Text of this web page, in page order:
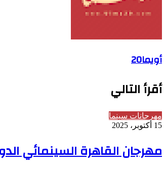
أويما20
أقرأ التالي
مهرجانات سينما
15 أكتوبر، 2025
مهرجان القاهرة السينمائي